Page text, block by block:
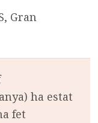
Gran
ha estat
fet